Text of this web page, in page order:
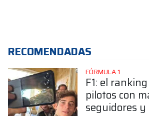
RECOMENDADAS
FÓRMULA 1
F1: el
pilotos con
seguidores y